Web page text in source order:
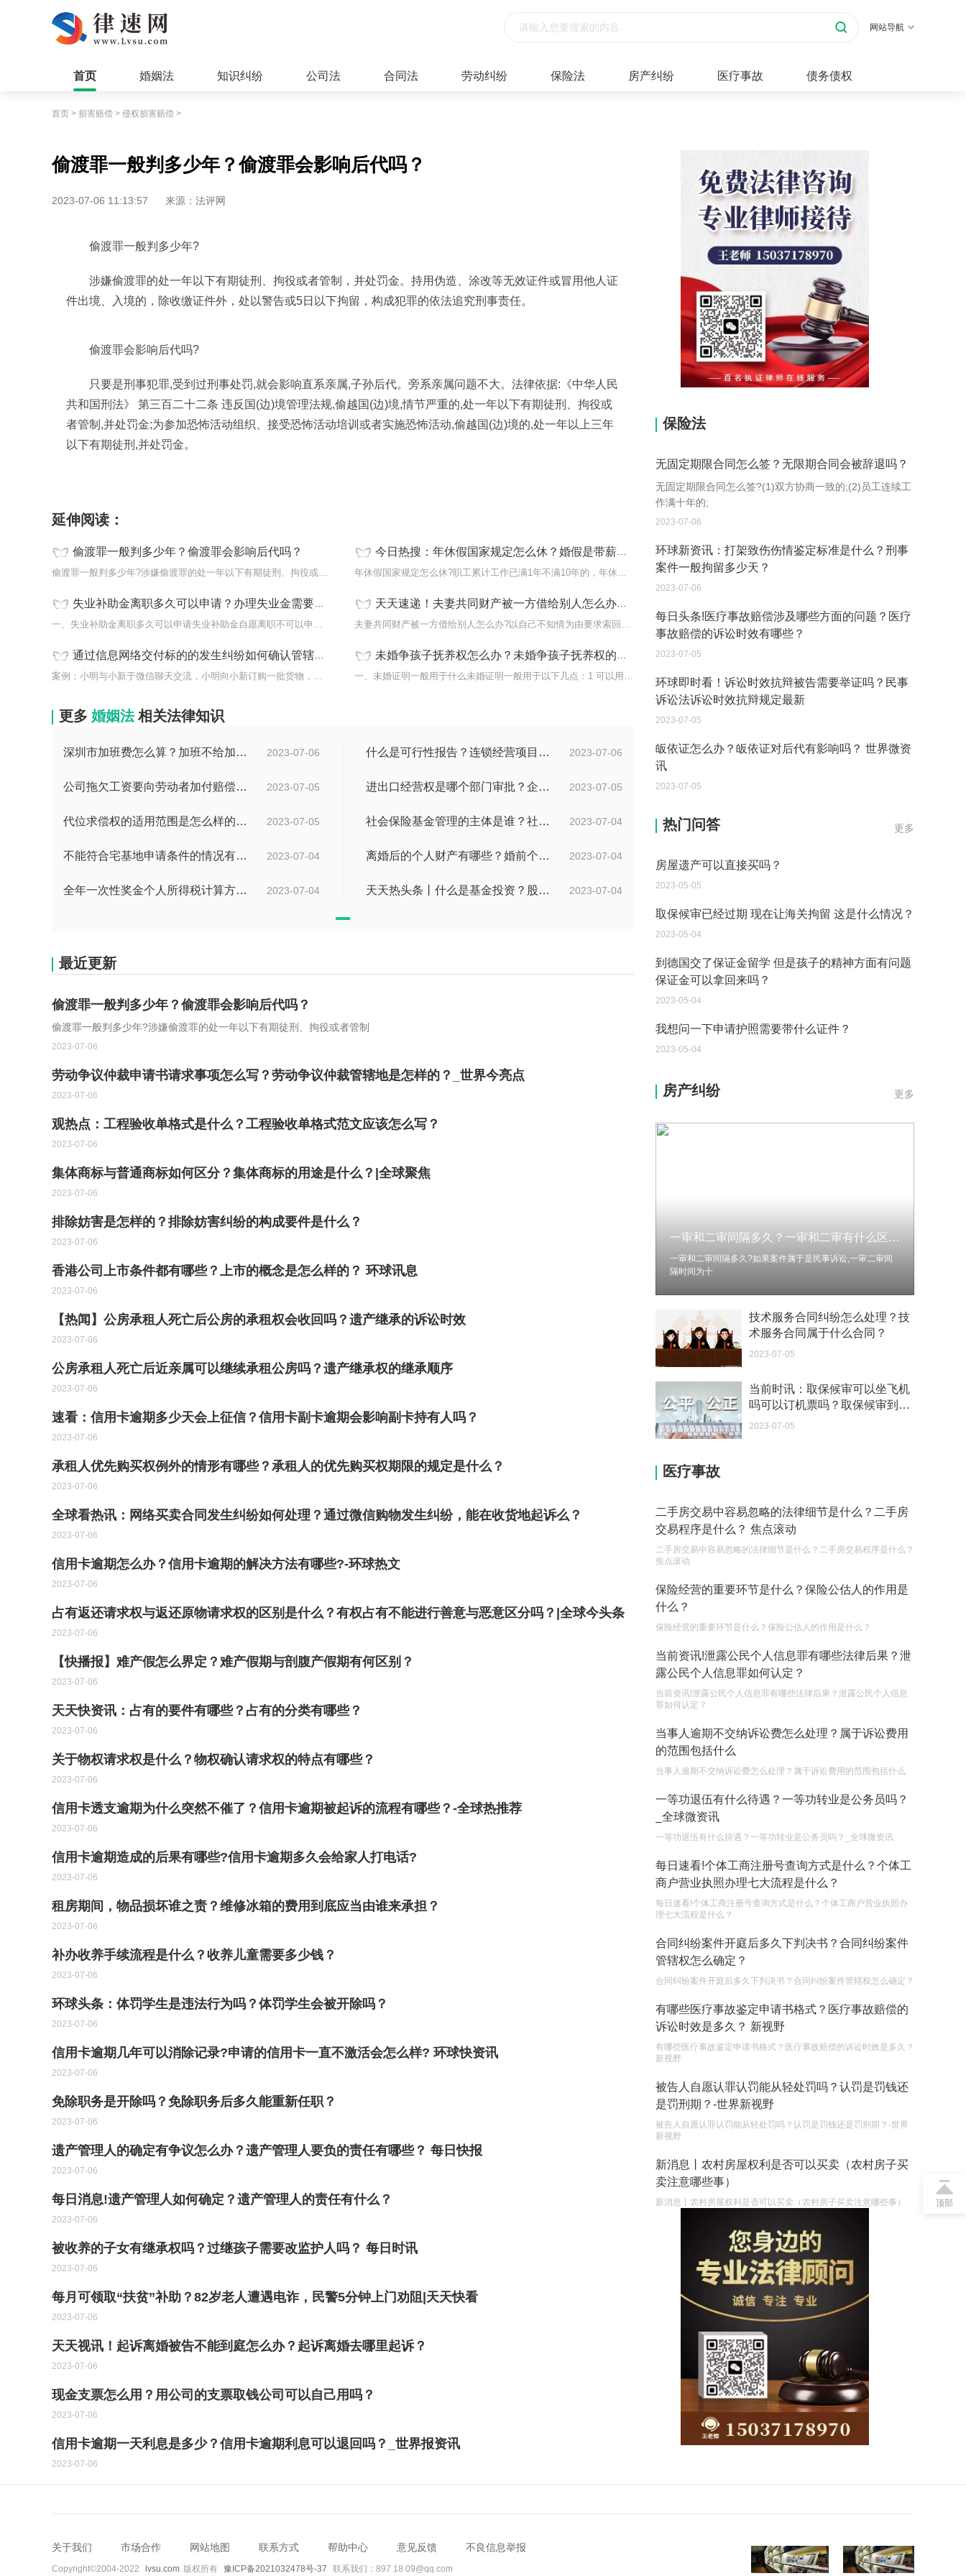
网站导航
首页 婚姻法 知识纠纷 公司法 合同法 劳动纠纷 保险法 房产纠纷 医疗事故 债务债权
首页 > 损害赔偿 > 侵权损害赔偿 >
偷渡罪一般判多少年？偷渡罪会影响后代吗？
2023-07-06 11:13:57 来源：法评网
偷渡罪一般判多少年?
涉嫌偷渡罪的处一年以下有期徒刑、拘役或者管制，并处罚金。持用伪造、涂改等无效证件或冒用他人证
件出境、入境的，除收缴证件外，处以警告或5日以下拘留，构成犯罪的依法追究刑事责任。
偷渡罪会影响后代吗?
只要是刑事犯罪,受到过刑事处罚,就会影响直系亲属,子孙后代。旁系亲属问题不大。法律依据:《中华人民
共和国刑法》 第三百二十二条 违反国(边)境管理法规,偷越国(边)境,情节严重的,处一年以下有期徒刑、拘役或
者管制,并处罚金;为参加恐怖活动组织、接受恐怖活动培训或者实施恐怖活动,偷越国(边)境的,处一年以上三年
以下有期徒刑,并处罚金。
延伸阅读：
偷渡罪一般判多少年？偷渡罪会影响后代吗？
偷渡罪一般判多少年?涉嫌偷渡罪的处一年以下有期徒刑、拘役或者管制
今日热搜：年休假国家规定怎么休？婚假是带薪休假吗？
年休假国家规定怎么休?职工累计工作已满1年不满10年的，年休假5天;
失业补助金离职多久可以申请？办理失业金需要提交什么材料？ 天天报道
一、失业补助金离职多久可以申请失业补助金自愿离职不可以申请，失
天天速递！夫妻共同财产被一方借给别人怎么办？夫妻共同财产公证给一方有效吗？
夫妻共同财产被一方借给别人怎么办?以自己不知情为由要求索回，但得
通过信息网络交付标的的发生纠纷如何确认管辖地？
案例：小明与小新于微信聊天交流，小明向小新订购一批货物，约定通
未婚争孩子抚养权怎么办？未婚争孩子抚养权的要提供什么证据？
一、未婚证明一般用于什么未婚证明一般用于以下几点：1 可以用来迁
更多 婚姻法 相关法律知识
2023-07-06
深圳市加班费怎么算？加班不给加班费应该怎么办？ 2023-07-06
什么是可行性报告？连锁经营项目概况都有哪些内容？ 环球观察
2023-07-05
公司拖欠工资要向劳动者加付赔偿金吗？拖欠工资仲裁时效期间是如何规定的？ 2023-07-05
进出口经营权是哪个部门审批？企业办理进出口权的流程是怎么样的？ 世界速讯
2023-07-05
代位求偿权的适用范围是怎么样的?代位求偿权的行使条件是什么？-独家 2023-07-04
社会保险基金管理的主体是谁？社会保险基金投资运营的管理有几方面？
2023-07-04
不能符合宅基地申请条件的情况有哪些？申请宅基地需要哪些材料？ 2023-07-04
离婚后的个人财产有哪些？婚前个人财产要怎么证明？
2023-07-04
全年一次性奖金个人所得税计算方法是什么？个税专项附加扣除如何界定？ 2023-07-04
天天热头条丨什么是基金投资？股票中的价值投资是什么意思？
最近更新
偷渡罪一般判多少年？偷渡罪会影响后代吗？
偷渡罪一般判多少年?涉嫌偷渡罪的处一年以下有期徒刑、拘役或者管制
2023-07-06
劳动争议仲裁申请书请求事项怎么写？劳动争议仲裁管辖地是怎样的？_世界今亮点
2023-07-06
观热点：工程验收单格式是什么？工程验收单格式范文应该怎么写？
2023-07-06
集体商标与普通商标如何区分？集体商标的用途是什么？|全球聚焦
2023-07-06
排除妨害是怎样的？排除妨害纠纷的构成要件是什么？
2023-07-06
香港公司上市条件都有哪些？上市的概念是怎么样的？ 环球讯息
2023-07-06
【热闻】公房承租人死亡后公房的承租权会收回吗？遗产继承的诉讼时效
2023-07-06
公房承租人死亡后近亲属可以继续承租公房吗？遗产继承权的继承顺序
2023-07-06
速看：信用卡逾期多少天会上征信？信用卡副卡逾期会影响副卡持有人吗？
2023-07-06
承租人优先购买权例外的情形有哪些？承租人的优先购买权期限的规定是什么？
2023-07-06
全球看热讯：网络买卖合同发生纠纷如何处理？通过微信购物发生纠纷，能在收货地起诉么？
2023-07-06
信用卡逾期怎么办？信用卡逾期的解决方法有哪些?-环球热文
2023-07-06
占有返还请求权与返还原物请求权的区别是什么？有权占有不能进行善意与恶意区分吗？|全球今头条
2023-07-06
【快播报】难产假怎么界定？难产假期与剖腹产假期有何区别？
2023-07-06
天天快资讯：占有的要件有哪些？占有的分类有哪些？
2023-07-06
关于物权请求权是什么？物权确认请求权的特点有哪些？
2023-07-06
信用卡透支逾期为什么突然不催了？信用卡逾期被起诉的流程有哪些？-全球热推荐
2023-07-06
信用卡逾期造成的后果有哪些?信用卡逾期多久会给家人打电话?
2023-07-06
租房期间，物品损坏谁之责？维修冰箱的费用到底应当由谁来承担？
2023-07-06
补办收养手续流程是什么？收养儿童需要多少钱？
2023-07-06
环球头条：体罚学生是违法行为吗？体罚学生会被开除吗？
2023-07-06
信用卡逾期几年可以消除记录?申请的信用卡一直不激活会怎么样? 环球快资讯
2023-07-06
免除职务是开除吗？免除职务后多久能重新任职？
2023-07-06
遗产管理人的确定有争议怎么办？遗产管理人要负的责任有哪些？ 每日快报
2023-07-06
每日消息!遗产管理人如何确定？遗产管理人的责任有什么？
2023-07-06
被收养的子女有继承权吗？过继孩子需要改监护人吗？ 每日时讯
2023-07-06
每月可领取“扶贫”补助？82岁老人遭遇电诈，民警5分钟上门劝阻|天天快看
2023-07-06
天天视讯！起诉离婚被告不能到庭怎么办？起诉离婚去哪里起诉？
2023-07-06
现金支票怎么用？用公司的支票取钱公司可以自己用吗？
2023-07-06
信用卡逾期一天利息是多少？信用卡逾期利息可以退回吗？_世界报资讯
2023-07-06
保险法
无固定期限合同怎么签？无限期合同会被辞退吗？
无固定期限合同怎么签?(1)双方协商一致的;(2)员工连续工
作满十年的;
2023-07-06
环球新资讯：打架致伤伤情鉴定标准是什么？刑事
案件一般拘留多少天？
2023-07-06
每日头条!医疗事故赔偿涉及哪些方面的问题？医疗
事故赔偿的诉讼时效有哪些？
2023-07-05
环球即时看！诉讼时效抗辩被告需要举证吗？民事
诉讼法诉讼时效抗辩规定最新
2023-07-05
皈依证怎么办？皈依证对后代有影响吗？ 世界微资
讯
2023-07-05
更多
热门问答
父母过世后如何办理房产过户？
房屋遗产可以直接买吗？
2023-05-05
取保候审已经过期 现在让海关拘留 这是什么情况？
2023-05-04
到德国交了保证金留学 但是孩子的精神方面有问题
保证金可以拿回来吗？
2023-05-04
我想问一下申请护照需要带什么证件？
2023-05-04
谢！
你好 我想问一下外国人来这里工作没有护照该怎么
办？
2023-05-04
中介说商务签转工作签证合法吗 应该向哪个国家机
2023-05-04
你好 我需要申请去美国结婚的签证 过程是什么？
代理权的产生原因是什么？当我国没有外贸经营权
权利和责任是什么？
2023-05-04
单纯的遗产赠要缴税吗？
2023-05-05
遗产继承必须要公证吗？
2023-05-05
继承遗产的份额怎么分配？
2023-05-05
更多
房产纠纷
一审和二审间隔多久？一审和二审有什么区别？
一审和二审间隔多久?如果案件属于是民事诉讼,一审二审间
隔时间为十
技术服务合同纠纷怎么处理？技
术服务合同属于什么合同？
2023-07-05
当前时讯：取保候审可以坐飞机
吗可以订机票吗？取保候审到期
能连续吗？
2023-07-05
医疗事故
二手房交易中容易忽略的法律细节是什么？二手房
交易程序是什么？ 焦点滚动
二手房交易中容易忽略的法律细节是什么？二手房交易程序是什么？
焦点滚动
保险经营的重要环节是什么？保险公估人的作用是
什么？
保险经营的重要环节是什么？保险公估人的作用是什么？
当前资讯!泄露公民个人信息罪有哪些法律后果？泄
露公民个人信息罪如何认定？
当前资讯!泄露公民个人信息罪有哪些法律后果？泄露公民个人信息
罪如何认定？
当事人逾期不交纳诉讼费怎么处理？属于诉讼费用
的范围包括什么
当事人逾期不交纳诉讼费怎么处理？属于诉讼费用的范围包括什么
一等功退伍有什么待遇？一等功转业是公务员吗？
_全球微资讯
一等功退伍有什么待遇？一等功转业是公务员吗？_全球微资讯
每日速看!个体工商注册号查询方式是什么？个体工
商户营业执照办理七大流程是什么？
每日速看!个体工商注册号查询方式是什么？个体工商户营业执照办
理七大流程是什么？
合同纠纷案件开庭后多久下判决书？合同纠纷案件
管辖权怎么确定？
合同纠纷案件开庭后多久下判决书？合同纠纷案件管辖权怎么确定？
有哪些医疗事故鉴定申请书格式？医疗事故赔偿的
诉讼时效是多久？ 新视野
有哪些医疗事故鉴定申请书格式？医疗事故赔偿的诉讼时效是多久？
新视野
被告人自愿认罪认罚能从轻处罚吗？认罚是罚钱还
是罚刑期？-世界新视野
被告人自愿认罪认罚能从轻处罚吗？认罚是罚钱还是罚刑期？-世界
新视野
新消息丨农村房屋权利是否可以买卖（农村房子买
卖注意哪些事）
新消息丨农村房屋权利是否可以买卖（农村房子买卖注意哪些事）
关于我们 市场合作 网站地图 联系方式 帮助中心 意见反馈 不良信息举报
Copyright©2004-2022 lvsu.com 版权所有 豫ICP备2021032478号-37 联系我们：897 18 09@qq.com
顶部